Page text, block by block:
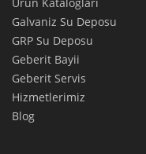
Galvaniz Su Deposu
GRP Su Deposu
Geberit Bayii
Geberit Servis
Hizmetlerimiz
Blog